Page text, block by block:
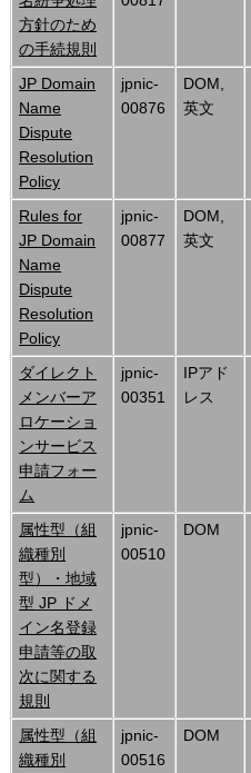
方針のため
の手続規則
JP Domain
Name
Dispute
Resolution
Policy
jpnic-
00876
DOM,
英文
Rules for
JP Domain
Name
Dispute
Resolution
Policy
jpnic-
00877
DOM,
英文
ダイレクト
メンバーア
ロケーショ
ンサービス
申請フォー
ム
jpnic-
00351
IPアド
レス
属性型（組
織種別
型）・地域
型 JP ドメ
イン名登録
申請等の取
次に関する
規則
jpnic-
00510
DOM
属性型（組
織種別
jpnic-
00516
DOM